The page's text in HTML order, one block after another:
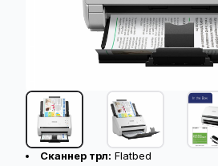
Бүтээгдэхүүний үндсэн үзүүлэлт
Сканнер төрөл: Flatbed